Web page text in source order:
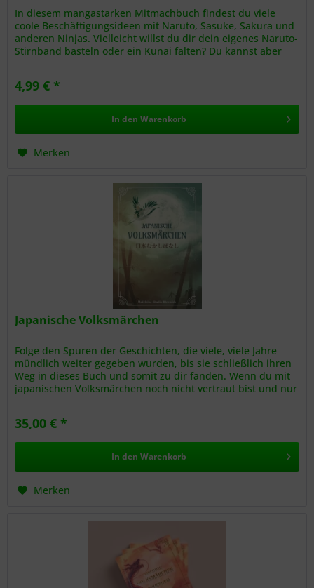
In diesem mangastarken Mitmachbuch findest du viele
coole Beschäftigungsideen mit Naruto, Sasuke, Sakura und
anderen Ninjas. Vielleicht willst du dir dein eigenes Naruto-
Stirnband basteln oder ein Kunai falten? Du kannst aber
4,99 € *
In den Warenkorb
Merken
Japanische Volksmärchen
Folge den Spuren der Geschichten, die viele, viele Jahre
mündlich weiter gegeben wurden, bis sie schließlich ihren
Weg in dieses Buch und somit zu dir fanden. Wenn du mit
japanischen Volksmärchen noch nicht vertraut bist und nur
35,00 € *
In den Warenkorb
Merken